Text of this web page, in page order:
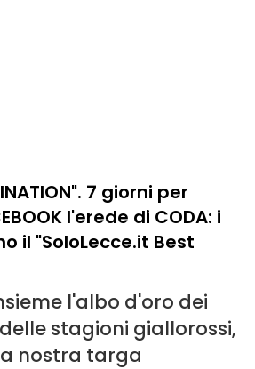
7 giorni per
l'erede di CODA: i
il "SoloLecce.it Best
l'albo d'oro dei
stagioni giallorossi,
nostra targa